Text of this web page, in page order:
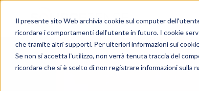
Il presente sito Web archivia cookie sul computer
ricordare i comportamenti dell'utente in futuro. I cookie
che tramite altri supporti. Per ulteriori informazioni sui
Se non si accetta l'utilizzo, non verrà tenuta traccia del
ricordare che si è scelto di non registrare informazioni sulla